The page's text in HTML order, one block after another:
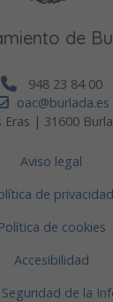
de
948 23 84 00
oac@burlada.es
Eras | 31600
Aviso legal
de privacidad
Política de cookies
Accesibilidad
de la